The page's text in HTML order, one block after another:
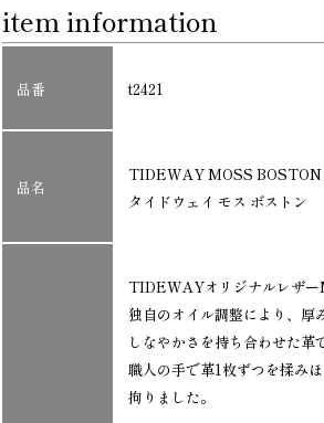
item information
品番 t2421
品名
TIDEWAY MOSS BOSTON
タイドウェイ モス ボストン
TIDEWAYオリジナルレザー
独自のオイル調整により、厚
しなやかさを持ち合わせた革
職人の手で革1枚ずつを揉み
拘りました。